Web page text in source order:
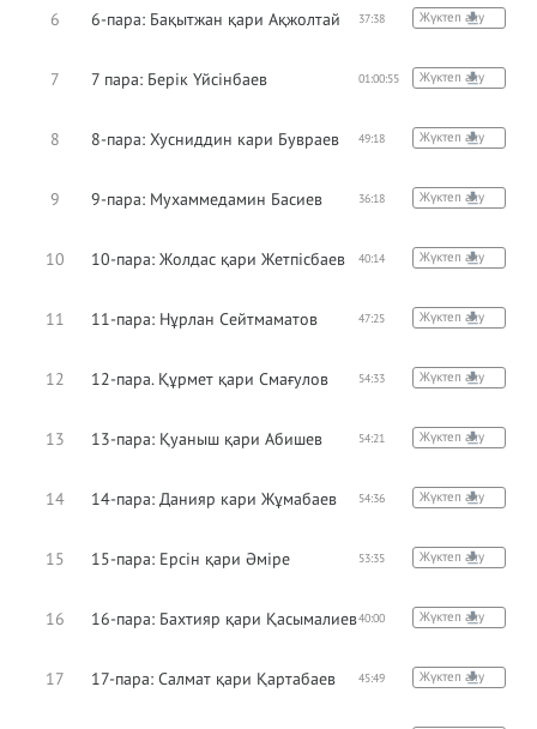
Жүктеп алу
37:38
6 6-пара: Бақытжан қари Ақжолтай
Жүктеп алу
01:00:55
7 7 пара: Берік Үйсінбаев
Жүктеп алу
49:18
8 8-пара: Хусниддин кари Бувраев
Жүктеп алу
36:18
9 9-пара: Мухаммедамин Басиев
Жүктеп алу
40:14
10 10-пара: Жолдас қари Жетпісбаев
Жүктеп алу
47:25
11 11-пара: Нұрлан Сейтмаматов
Жүктеп алу
54:33
12 12-пара. Құрмет қари Смағулов
Жүктеп алу
54:21
13 13-пара: Қуаныш қари Абишев
Жүктеп алу
54:36
14 14-пара: Данияр кари Жұмабаев
Жүктеп алу
53:35
15 15-пара: Ерсін қари Әміре
Жүктеп алу
40:00
16 16-пара: Бахтияр қари Қасымалиев
Жүктеп алу
45:49
17 17-пара: Салмат қари Қартабаев